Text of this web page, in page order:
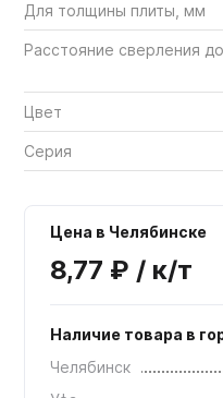
Для толщины плиты, мм
Расстояние сверления
Цвет
Серия
Цена в Челябинске
8,77 ₽ / к/т
Наличие товара в
Челябинск